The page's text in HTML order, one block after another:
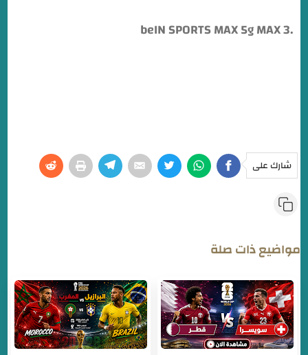
.beIN SPORTS MAX 5g MAX 3
شارك على
مواضيع ذات صلة